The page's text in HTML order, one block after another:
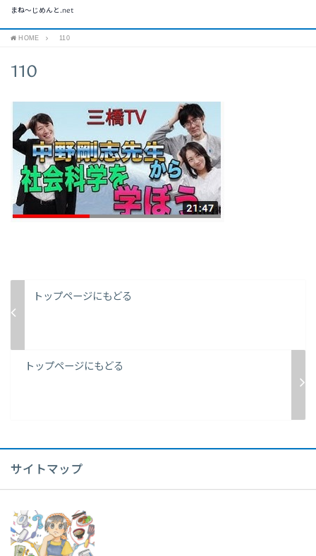
まね～じめんと.net
HOME 110
110
トップページにもどる
トップページにもどる
サイトマップ